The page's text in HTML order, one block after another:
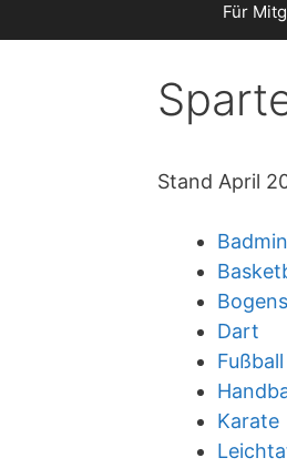
Für
Stand April
Dart
Fußball
Karate